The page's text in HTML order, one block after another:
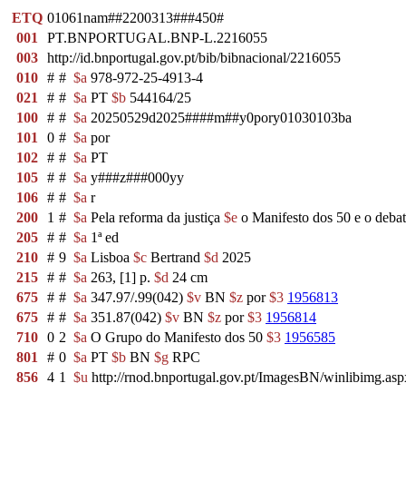
ETQ 01061nam##2200313###450#
001
PT.BNPORTUGAL.BNP-L.2216055
003
http://id.bnportugal.gov.pt/bib/bibnacional/2216055
010
# # $a 978-972-25-4913-4
021
# # $a PT $b 544164/25
100
# # $a 20250529d2025####m##y0pory01030103ba
101
0 # $a por
102
# # $a PT
105
# # $a y###z###000yy
106
# # $a r
200
1 # $a Pela reforma da justiça $e o Manifesto dos 50 e o
205
# # $a 1ª ed
210
# 9 $a Lisboa $c Bertrand $d 2025
215
# # $a 263, [1] p. $d 24 cm
675
# # $a 347.97/.99(042) $v BN $z por$3 1956813
675
# # $a 351.87(042) $v BN $z por$3 1956814
710
0 2 $a O Grupo do Manifesto dos 50 $3 1956585
801
# 0 $a PT $b BN $g RPC
856
4 1 $u http://rnod.bnportugal.gov.pt/ImagesBN/